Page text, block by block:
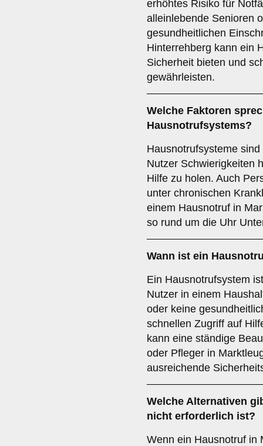
erhöhtes Risiko für
alleinlebende Senioren
gesundheitlichen
Hinterrehberg kann ein
Sicherheit bieten und
gewährleisten.
Welche Faktoren
Hausnotrufsystems?
Hausnotrufsysteme
Nutzer Schwierigkeiten
Hilfe zu holen. Auch
unter chronischen
einem Hausnotruf in
so rund um die Uhr
Wann ist ein
Ein Hausnotrufsystem
Nutzer in einem
oder keine
schnellen Zugriff auf
kann eine ständige
oder Pfleger in
ausreichende
Welche Alternativen
nicht erforderlich ist?
Wenn ein Hausnotruf in